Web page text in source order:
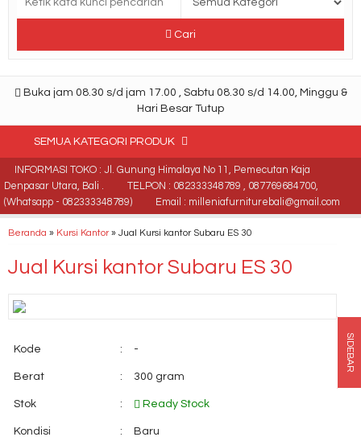
Cari
Buka jam 08.30 s/d jam 17.00 , Sabtu 08.30 s/d 14.00, Minggu &
Hari Besar Tutup
SEMUA KATEGORI PRODUK
INFORMASI TOKO : Jl. Gunung Himalaya No 11, Pemecutan Kaja
Denpasar Utara, Bali .
TELPON : 082333348789 , 087769684700,
(Whatsapp - 082333348789)
Email : milleniafurniturebali@gmail.com
Beranda » Kursi Kantor» Jual Kursi kantor Subaru ES 30
Jual Kursi kantor Subaru ES 30
Kode : -
Berat : 300 gram
Stok : Ready Stock
Kondisi : Baru
SIDEBAR